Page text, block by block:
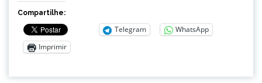
Compartilhe:
Telegram
WhatsApp
Imprimir